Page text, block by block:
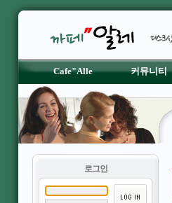
Cafe"Alle 커뮤니티
로그인